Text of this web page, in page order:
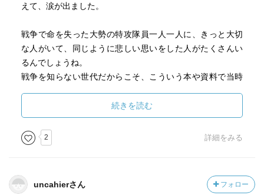
えて、涙が出ました。
戦争で命を失った大勢の特攻隊員一人一人に、きっと大切
な人がいて、同じように悲しい思いをした人がたくさんい
るんでしょうね。
戦争を知らない世代だからこそ、こういう本や資料で当時
といけないように思います。続きを読む
2 詳細をみる
uncahierさん フォロー